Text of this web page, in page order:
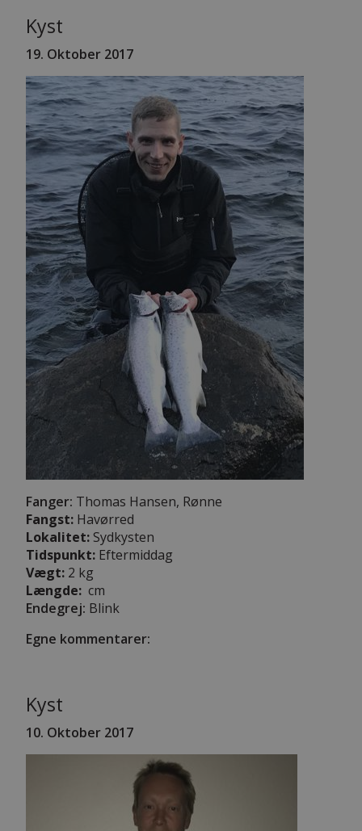
Kyst
19. Oktober 2017
Fanger: Thomas Hansen, Rønne
Fangst: Havørred
Lokalitet: Sydkysten
Tidspunkt: Eftermiddag
Vægt: 2 kg
Længde: cm
Endegrej: Blink
Egne kommentarer:
Kyst
10. Oktober 2017